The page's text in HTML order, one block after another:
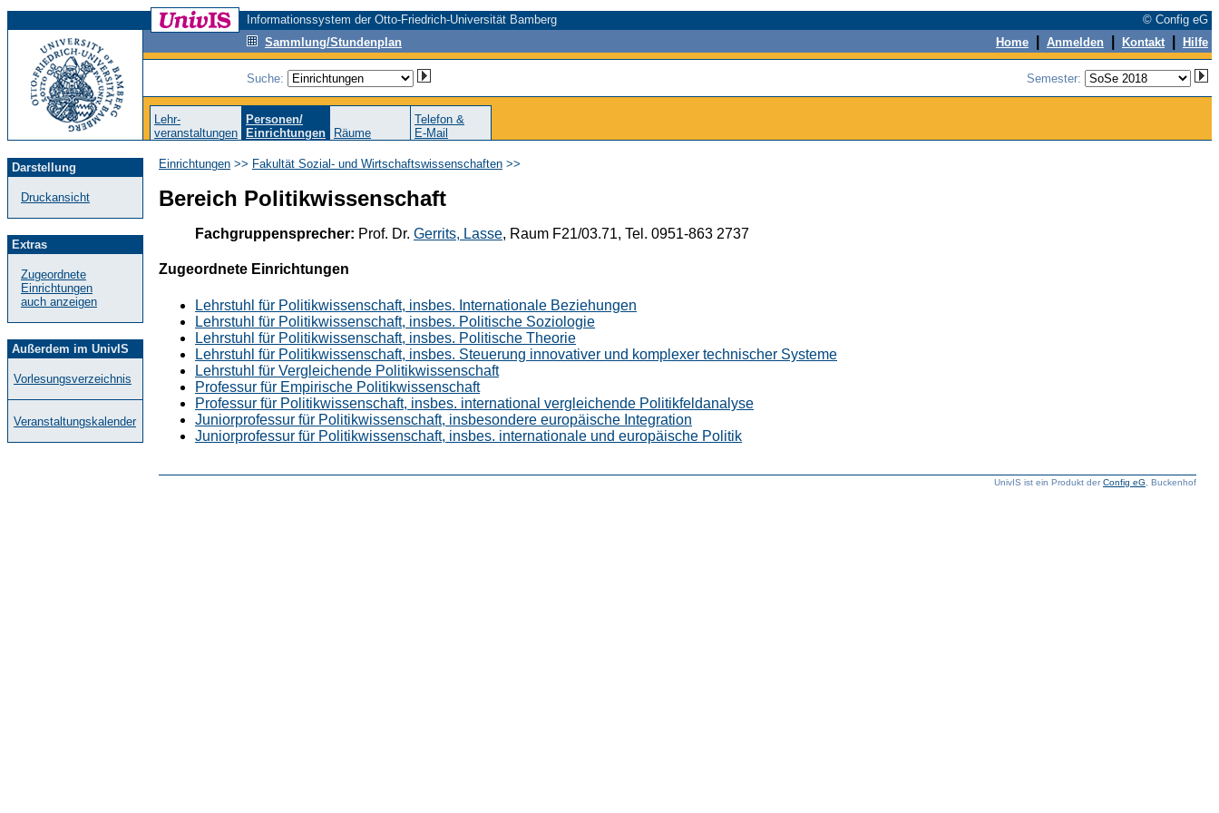
Informationssystem der Otto-Friedrich-Universität Bamberg
© Config eG
Sammlung/Stundenplan
Home Anmelden Kontakt Hilfe
Suche: Semester:
Lehr-
veranstaltungen
Personen/
Einrichtungen
Räume
Telefon &
E-Mail
Darstellung
Druckansicht
Extras
Zugeordnete
Einrichtungen
auch anzeigen
Außerdem im UnivIS
Vorlesungsverzeichnis
Veranstaltungskalender
Einrichtungen >> Fakultät Sozial- und Wirtschaftswissenschaften >>
Bereich Politikwissenschaft
Fachgruppensprecher: Prof. Dr. Gerrits, Lasse, Raum F21/03.71, Tel. 0951-863 2737
Zugeordnete Einrichtungen
Lehrstuhl für Politikwissenschaft, insbes. Internationale Beziehungen
Lehrstuhl für Politikwissenschaft, insbes. Politische Soziologie
Lehrstuhl für Politikwissenschaft, insbes. Politische Theorie
Lehrstuhl für Politikwissenschaft, insbes. Steuerung innovativer und komplexer technischer Systeme
Lehrstuhl für Vergleichende Politikwissenschaft
Professur für Empirische Politikwissenschaft
Professur für Politikwissenschaft, insbes. international vergleichende Politikfeldanalyse
Juniorprofessur für Politikwissenschaft, insbesondere europäische Integration
Juniorprofessur für Politikwissenschaft, insbes. internationale und europäische Politik
UnivIS ist ein Produkt derConfig eG , Buckenhof